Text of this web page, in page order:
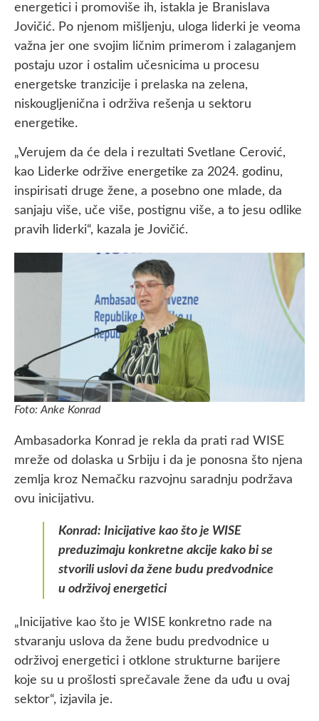
energetici i promoviše ih, istakla je Branislava
Jovičić. Po njenom mišljenju, uloga liderki je veoma
važna jer one svojim ličnim primerom i zalaganjem
postaju uzor i ostalim učesnicima u procesu
energetske tranzicije i prelaska na zelena,
niskougljenična i održiva rešenja u sektoru
energetike.
„Verujem da će dela i rezultati Svetlane Cerović,
kao Liderke održive energetike za 2024. godinu,
inspirisati druge žene, a posebno one mlade, da
sanjaju više, uče više, postignu više, a to jesu odlike
pravih liderki“, kazala je Jovičić.
Foto: Anke Konrad
Ambasadorka Konrad je rekla da prati rad WISE
mreže od dolaska u Srbiju i da je ponosna što njena
zemlja kroz Nemačku razvojnu saradnju podržava
ovu inicijativu.
Konrad: Inicijative kao što je WISE
preduzimaju konkretne akcije kako bi se
stvorili uslovi da žene budu predvodnice
u održivoj energetici
„Inicijative kao što je WISE konkretno rade na
stvaranju uslova da žene budu predvodnice u
održivoj energetici i otklone strukturne barijere
koje su u prošlosti sprečavale žene da uđu u ovaj
sektor“, izjavila je.